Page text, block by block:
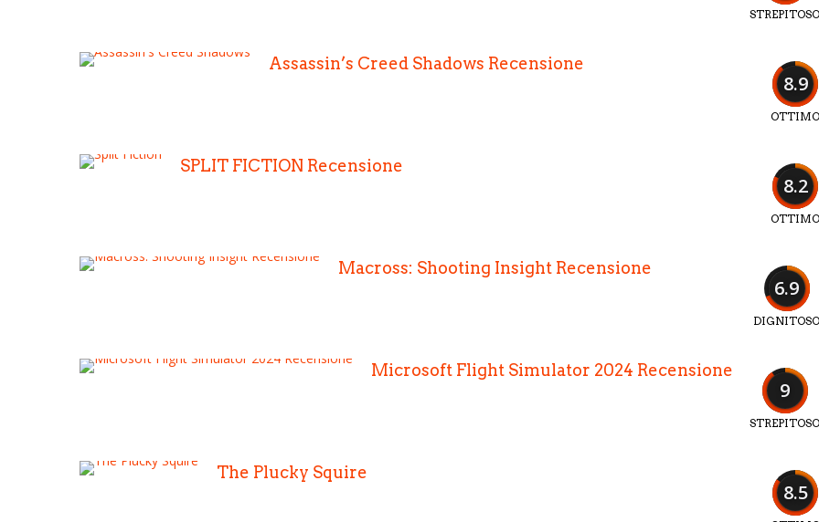
STREPITOSO
8.9
OTTIMO
Assassin’s Creed Shadows Recensione
8.2
OTTIMO
SPLIT FICTION Recensione
6.9
DIGNITOSO
Macross: Shooting Insight Recensione
9
STREPITOSO
Microsoft Flight Simulator 2024 Recensione
8.5
The Plucky Squire